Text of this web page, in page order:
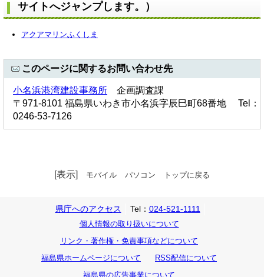
サイトへジャンプします。）
アクアマリンふくしま
このページに関するお問い合わせ先
小名浜港湾建設事務所 企画調査課
〒971-8101 福島県いわき市小名浜字辰巳町68番地 Tel：
0246-53-7126
[表示] モバイル パソコン トップに戻る
県庁へのアクセス Tel： 024-521-1111
個人情報の取り扱いについて
リンク・著作権・免責事項などについて
福島県ホームページについて
RSS配信について
福島県の広告事業について